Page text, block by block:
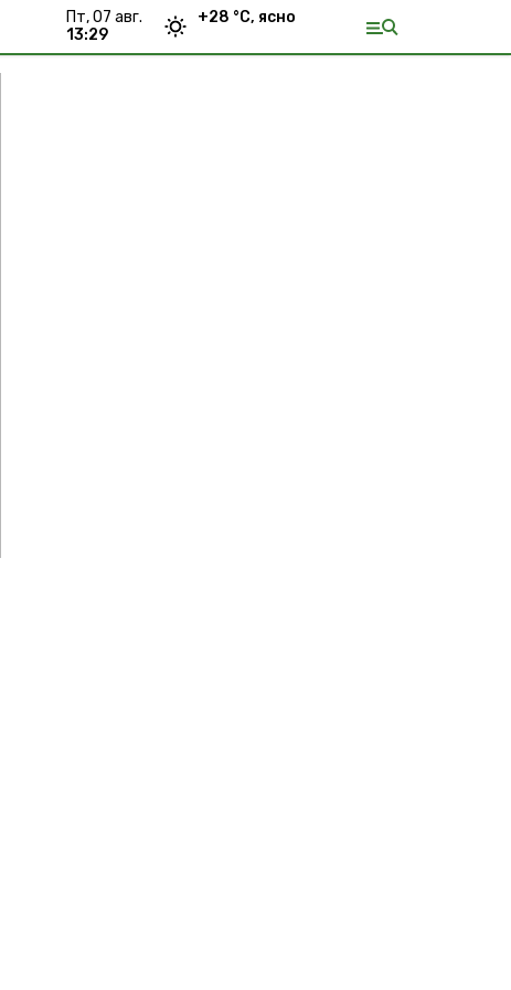
пт, 07 авг.
13:29
+28 °С, ясно